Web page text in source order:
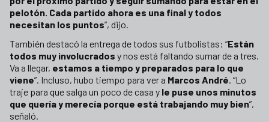
pelotón. Cada partido ahora es una final y todos
necesitan los puntos”, dijo.
También destacó la entrega de todos sus futbolistas: “Están
todos muy involucrados y nos está faltando sumar de a tres.
Va a llegar, estamos a tiempo y preparados para lo que
viene”. Incluso, hubo tiempo para ver a Marcos André. “Lo
traje para que salga un poco de casa y le puse unos minutos
que quería y merecía porque está trabajando muy bien”,
señaló.